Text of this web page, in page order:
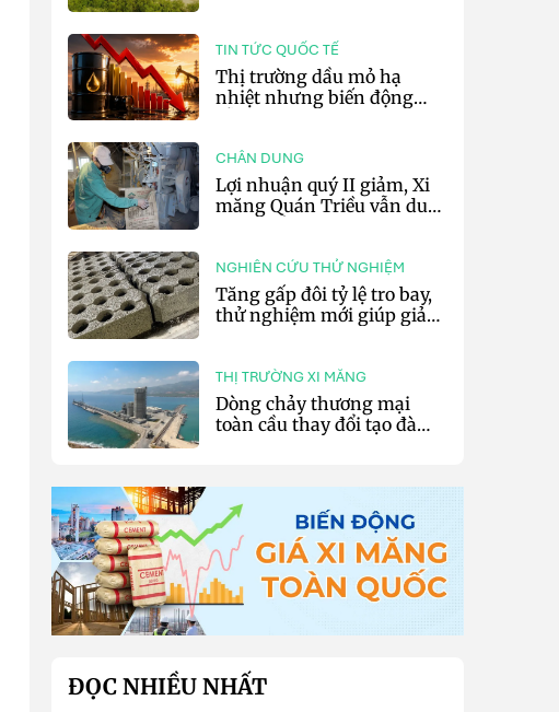
TIN TỨC QUỐC TẾ
Thị trường dầu mỏ hạ
nhiệt nhưng biến động
CHÂN DUNG
Lợi nhuận quý II giảm, Xi
măng Quán Triều vẫn duy
NGHIÊN CỨU THỬ NGHIỆM
Tăng gấp đôi tỷ lệ tro bay,
thử nghiệm mới giúp giảm
THỊ TRƯỜNG XI MĂNG
Dòng chảy thương mại
toàn cầu thay đổi tạo đà
ĐỌC NHIỀU NHẤT